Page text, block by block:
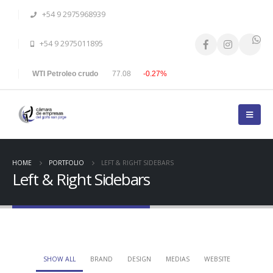
+54 9 2975968939
+54 9 2975011895
WTI Petroleo crudo 77.08 -0.27%
HOME PORTFOLIO LEFT & RIGHT SIDEBARS
Left & Right Sidebars
SHOW ALL BRAND DESIGN MEDIAS WEBSITE